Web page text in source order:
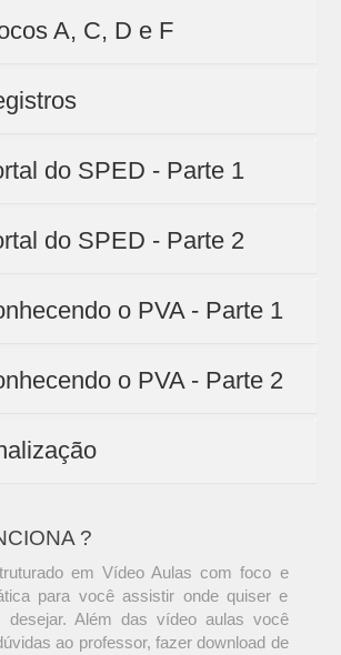
A, C, D e F
do SPED - Parte 1
do SPED - Parte 2
o PVA - Parte 1
o PVA - Parte 2
?
em Vídeo Aulas com foco e
para você assistir onde quiser e
desejar. Além das vídeo aulas você
ao professor, fazer download de